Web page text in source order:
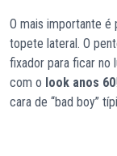
O mais importante é
topete lateral. O
fixador para ficar no
com o look anos 60
cara de “bad boy”